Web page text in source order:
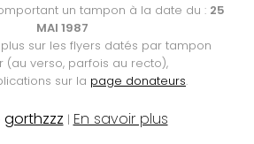
un tampon à la date du : 25
MAI 1987
sur les flyers datés par tampon
(au verso, parfois au recto),
sur la page donateurs.
gorthzzz | En savoir plus